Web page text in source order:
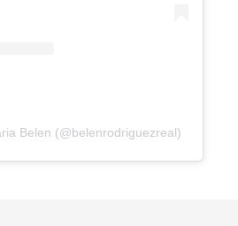
Belen (@belenrodriguezreal)